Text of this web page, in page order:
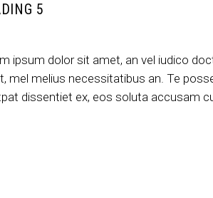
5
ipsum dolor sit amet, an vel iudico
mel melius necessitatibus an. Te
dissentiet ex, eos soluta accusam